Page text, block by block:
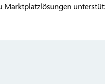
Marktplatzlösungen